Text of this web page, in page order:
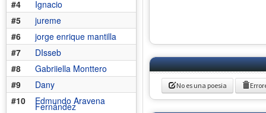
#4
Ignacio
#5
jureme
#6
jorge enrique mantilla
#7
DIsseb
#8
Gabriiella Monttero
#9
Dany
#10
Edmundo Aravena
Fernández
No es una poesia